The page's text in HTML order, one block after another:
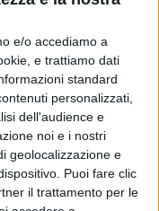
e/o accediamo a
e trattiamo dati
standard
personalizzati,
dell'audience e
noi e i nostri
geolocalizzazione e
Puoi fare clic
il trattamento per le